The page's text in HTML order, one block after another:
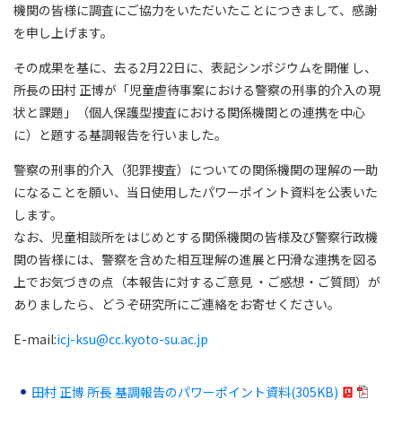
機関の皆様に調査にご協力をいただいたことにつきまして、感謝
を申し上げます。
その成果を基に、去る2月22日に、表記シンポジウムを開催 し、
所長の田村 正博が「児童虐待事案における警察の刑事的介入の現
状と課題」（個人保護型捜査における関係機関との連携を中心
に）と題する基調報告を行いました。
警察の刑事的介入（犯罪捜査）についての関係機関の理解の一助
になることを願い、当日使用したパワーポイント資料を公表いた
します。
なお、児童相談所をはじめとする関係機関の皆様及び警察行政機
関の皆様には、警察を含めた相互理解の進展と円滑な連携を図る
上でお気づきの点（本報告に対するご意見 ・ご感想・ご質問）が
ありましたら、どうぞ研究所にご連絡をお寄せください。
E-mail:icj-ksu@cc.kyoto-su.ac.jp
田村 正博 所長 基調報告のパワーポイント資料(305KB)